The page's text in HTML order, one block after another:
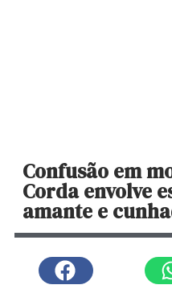
Confusão em
Corda envolve
amante e